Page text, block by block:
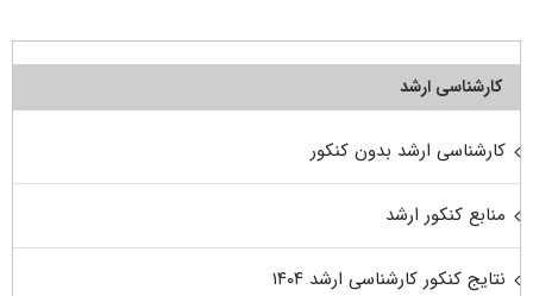
کارشناسی ارشد
کارشناسی ارشد بدون کنکور
منابع کنکور ارشد
نتایج کنکور کارشناسی ارشد ۱۴۰۴